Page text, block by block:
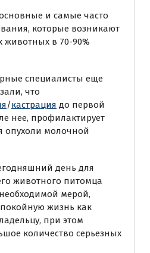
и самые часто
которые возникают
животных в 70-90%
специалисты еще
что
/кастрация до первой
нее, профилактирует
опухоли молочной
день для
животного питомца
мерой,
жизнь как
при этом
количество серьезных